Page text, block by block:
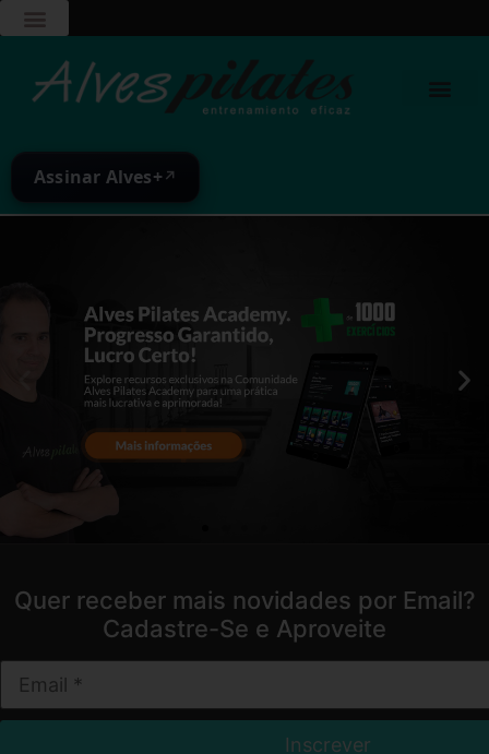
Assinar Alves+ ↗
Quer receber mais novidades por Email?
Cadastre-Se e Aproveite